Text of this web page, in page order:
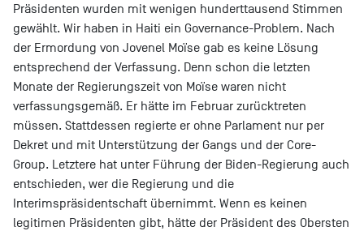
Präsidenten wurden mit wenigen hunderttausend Stimmen
gewählt. Wir haben in Haiti ein Governance-Problem. Nach
der Ermordung von Jovenel Moïse gab es keine Lösung
entsprechend der Verfassung. Denn schon die letzten
Monate der Regierungszeit von Moïse waren nicht
verfassungsgemäß. Er hätte im Februar zurücktreten
müssen. Stattdessen regierte er ohne Parlament nur per
Dekret und mit Unterstützung der Gangs und der Core-
Group. Letztere hat unter Führung der Biden-Regierung auch
entschieden, wer die Regierung und die
Interimspräsidentschaft übernimmt. Wenn es keinen
legitimen Präsidenten gibt, hätte der Präsident des Obersten